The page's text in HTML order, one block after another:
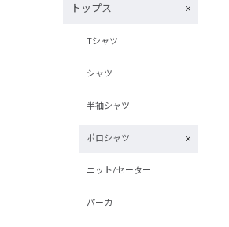
トップス
Tシャツ
シャツ
半袖シャツ
ポロシャツ
ニット/セーター
パーカ